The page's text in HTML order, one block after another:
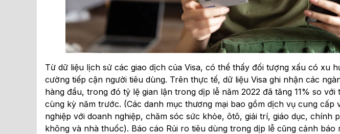
Từ dữ liệu lịch sử các giao dịch của Visa, có thể thấy đối tượng xấu có xu
cường tiếp cận người tiêu dùng. Trên thực tế, dữ liệu Visa ghi nhận các
hàng đầu, trong đó tỷ lệ gian lận trong dịp lễ năm 2022 đã tăng 11% so
cùng kỳ năm trước. (Các danh mục thương mại bao gồm dịch vụ cung
nghiệp với doanh nghiệp, chăm sóc sức khỏe, ôtô, giải trí, giáo dục, chính
không và nhà thuốc). Báo cáo Rủi ro tiêu dùng trong dịp lễ cũng cảnh